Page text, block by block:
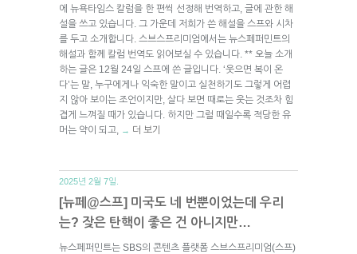
에 뉴욕타임스 칼럼을 한 편씩 선정해 번역하고, 글에 관한 해
설을 쓰고 있습니다. 그 가운데 저희가 쓴 해설을 스프와 시차
를 두고 소개합니다. 스브스프리미엄에서는 뉴스페퍼민트의
해설과 함께 칼럼 번역도 읽어보실 수 있습니다. ** 오늘 소개
하는 글은 12월 24일 스프에 쓴 글입니다. ‘웃으면 복이 온
다’는 말, 누구에게나 익숙한 말이고 실천하기도 그렇게 어렵
지 않아 보이는 조언이지만, 살다 보면 때로는 웃는 것조차 힘
겹게 느껴질 때가 있습니다. 하지만 그럴 때일수록 적당한 유
머는 약이 되고,
→ 더 보기
2025년 2월 7일.
[뉴페@스프] 미국도 네 번뿐이었는데 우리
는? 잦은 탄핵이 좋은 건 아니지만…
뉴스페퍼민트는 SBS의 콘텐츠 플랫폼 스브스프리미엄(스프)